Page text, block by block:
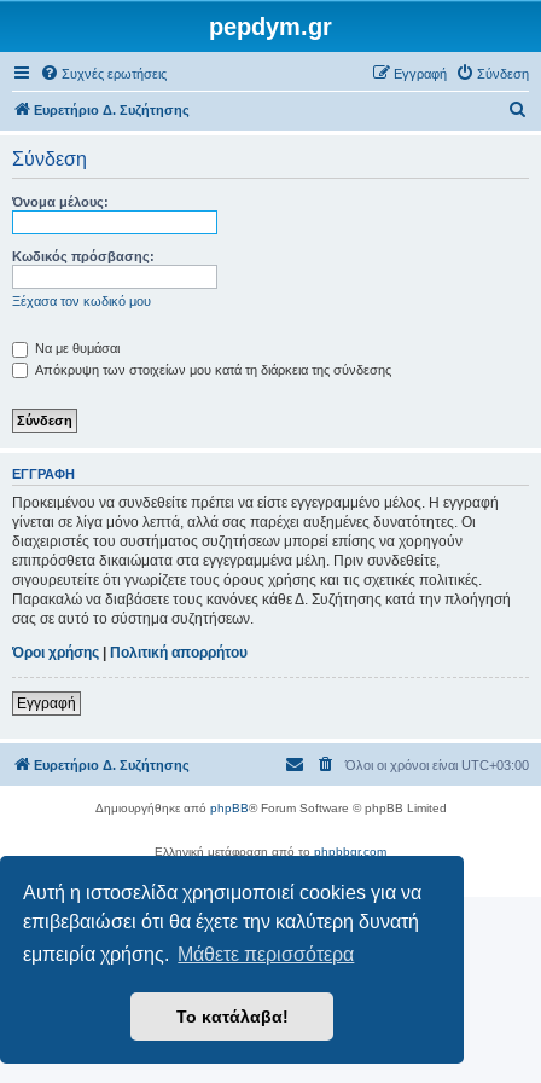
Αυτή η ιστοσελίδα χρησιμοποιεί cookies για να
επιβεβαιώσει ότι θα έχετε την καλύτερη δυνατή
εμπειρία χρήσης. Μάθετε περισσότερα
Το κατάλαβα!
pepdym.gr
Συχνές ερωτήσεις Σύνδεση
Εγγραφή
Ευρετήριο Δ. Συζήτησης
Σύνδεση
Όνομα μέλους:
Κωδικός πρόσβασης:
Ξέχασα τον κωδικό μου
Να με θυμάσαι
Απόκρυψη των στοιχείων μου κατά τη διάρκεια της σύνδεσης
ΕΓΓΡΑΦΉ
Προκειμένου να συνδεθείτε πρέπει να είστε εγγεγραμμένο μέλος. Η εγγραφή
γίνεται σε λίγα μόνο λεπτά, αλλά σας παρέχει αυξημένες δυνατότητες. Οι
διαχειριστές του συστήματος συζητήσεων μπορεί επίσης να χορηγούν
επιπρόσθετα δικαιώματα στα εγγεγραμμένα μέλη. Πριν συνδεθείτε,
σιγουρευτείτε ότι γνωρίζετε τους όρους χρήσης και τις σχετικές πολιτικές.
Παρακαλώ να διαβάσετε τους κανόνες κάθε Δ. Συζήτησης κατά την πλοήγησή
σας σε αυτό το σύστημα συζητήσεων.
Όροι χρήσης | Πολιτική απορρήτου
Εγγραφή
Ευρετήριο Δ. Συζήτησης Όλοι οι χρόνοι είναι UTC+03:00
Δημιουργήθηκε από phpBB® Forum Software © phpBB Limited
Ελληνική μετάφραση από το phpbbgr.com